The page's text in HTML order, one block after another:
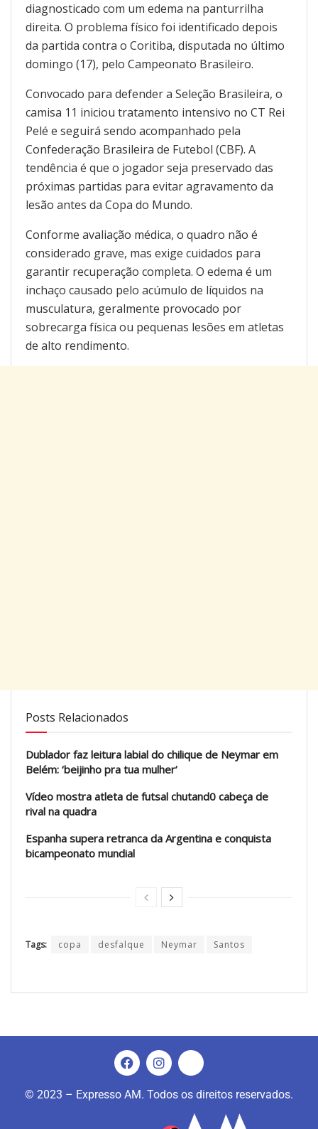
diagnosticado com um edema na panturrilha
direita. O problema físico foi identificado depois
da partida contra o Coritiba, disputada no último
domingo (17), pelo Campeonato Brasileiro.
Convocado para defender a Seleção Brasileira, o
camisa 11 iniciou tratamento intensivo no CT Rei
Pelé e seguirá sendo acompanhado pela
Confederação Brasileira de Futebol (CBF). A
tendência é que o jogador seja preservado das
próximas partidas para evitar agravamento da
lesão antes da Copa do Mundo.
Conforme avaliação médica, o quadro não é
considerado grave, mas exige cuidados para
garantir recuperação completa. O edema é um
inchaço causado pelo acúmulo de líquidos na
musculatura, geralmente provocado por
sobrecarga física ou pequenas lesões em atletas
de alto rendimento.
Posts Relacionados
Dublador faz leitura labial do chilique de Neymar em
Belém: ‘beijinho pra tua mulher’
Vídeo mostra atleta de futsal chutand0 cabeça de
rival na quadra
Espanha supera retranca da Argentina e conquista
bicampeonato mundial
Tags: copa desfalque Neymar Santos
© 2023 – Expresso AM. Todos os direitos reservados.